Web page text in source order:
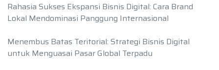
Rahasia Sukses Ekspansi Bisnis Digital: Cara Brand
Lokal Mendominasi Panggung Internasional
Menembus Batas Teritorial: Strategi Bisnis Digital
untuk Menguasai Pasar Global Terpadu